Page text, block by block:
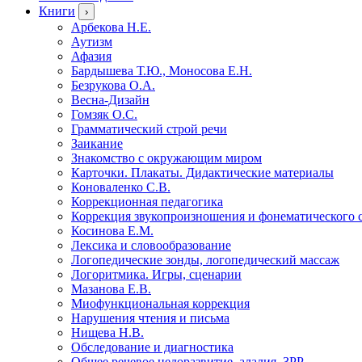
Книги
›
Арбекова Н.Е.
Аутизм
Афазия
Бардышева Т.Ю., Моносова Е.Н.
Безрукова О.А.
Весна-Дизайн
Гомзяк О.С.
Грамматический строй речи
Заикание
Знакомство с окружающим миром
Карточки. Плакаты. Дидактические материалы
Коноваленко С.В.
Коррекционная педагогика
Коррекция звукопроизношения и фонематического
Косинова Е.М.
Лексика и словообразование
Логопедические зонды, логопедический массаж
Логоритмика. Игры, сценарии
Мазанова Е.В.
Миофункциональная коррекция
Нарушения чтения и письма
Нищева Н.В.
Обследование и диагностика